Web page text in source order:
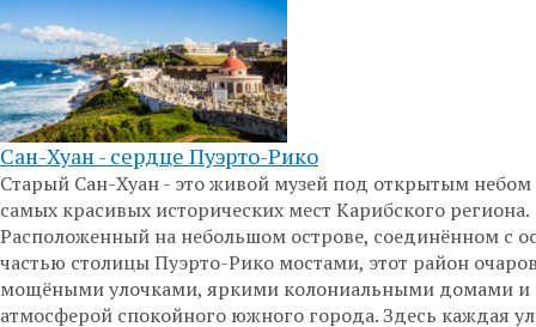
Сан-Хуан - сердце Пуэрто-Рико
Старый Сан-Хуан - это живой музей под открытым небом
самых красивых исторических мест Карибского региона.
Расположенный на небольшом острове, соединённом с
частью столицы Пуэрто-Рико мостами, этот район
мощёными улочками, яркими колониальными домами и
атмосферой спокойного южного города. Здесь каждая